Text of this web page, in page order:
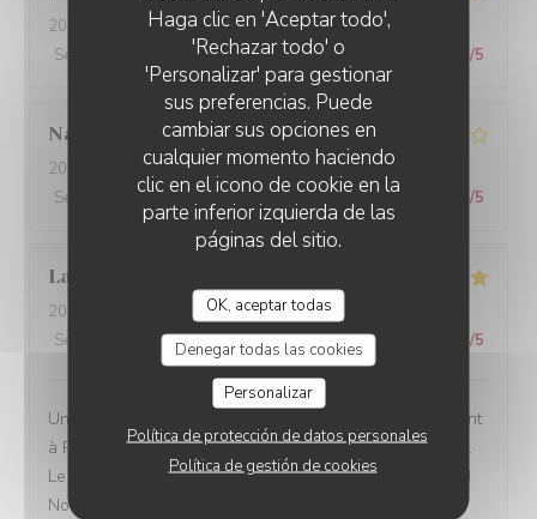
Haga clic en 'Aceptar todo',
'Rechazar todo' o
'Personalizar' para gestionar
sus preferencias. Puede
cambiar sus opciones en
cualquier momento haciendo
clic en el icono de cookie en la
parte inferior izquierda de las
páginas del sitio.
OK, aceptar todas
Denegar todas las cookies
Personalizar
Política de protección de datos personales
Política de gestión de cookies
2024-02-06
- 20:00 - Invitados 4
Servicio
Ambiente: 5/5 Menú:5/5 Calidad / Precio /5
Nathalie
2024-02-06
- 20:00 - Invitados 2
Servicio
/5 Ambiente: 3/5 Menú :5/5 Calidad / Precio 4/5
Laurent
2024-02-05
- 19:45 - Invitados 4
Servicio
Ambiente:4/5 Menú:5/5 Calidad / Precio 4/5
Un bistrot traditionnel, comme on en trouve trop rarement
à Paris. La décoration, la présentation des plats, le goût.
Le service sont à la hauteur de notre tradition culinaire !
Nous recommandons.